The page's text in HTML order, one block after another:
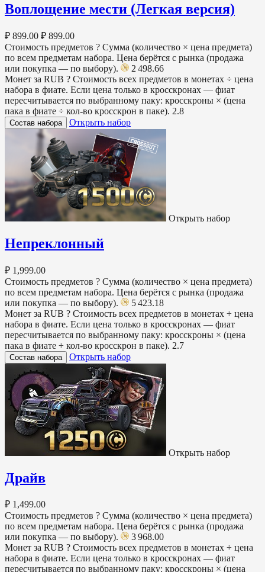
Воплощение мести (Легкая версия)
₽ 899.00 ₽ 899.00
Стоимость предметов ? Сумма (количество × цена предмета)
по всем предметам набора. Цена берётся с рынка (продажа
или покупка — по выбору).
2 498.66
Монет за RUB ? Стоимость всех предметов в монетах ÷ цена
набора в фиате. Если цена только в кросскронах — фиат
пересчитывается по выбранному паку: кросскроны × (цена
пака в фиате ÷ кол-во кросскрон в паке). 2.8
Состав набора Открыть набор
Открыть набор
Непреклонный
₽ 1,999.00
Стоимость предметов ? Сумма (количество × цена предмета)
по всем предметам набора. Цена берётся с рынка (продажа
или покупка — по выбору).
5 423.18
Монет за RUB ? Стоимость всех предметов в монетах ÷ цена
набора в фиате. Если цена только в кросскронах — фиат
пересчитывается по выбранному паку: кросскроны × (цена
пака в фиате ÷ кол-во кросскрон в паке). 2.7
Состав набора Открыть набор
Открыть набор
Драйв
₽ 1,499.00
Стоимость предметов ? Сумма (количество × цена предмета)
по всем предметам набора. Цена берётся с рынка (продажа
или покупка — по выбору).
3 968.00
Монет за RUB ? Стоимость всех предметов в монетах ÷ цена
набора в фиате. Если цена только в кросскронах — фиат
пересчитывается по выбранному паку: кросскроны × (цена